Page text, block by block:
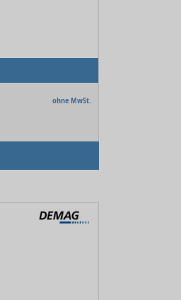
ohne MwSt.